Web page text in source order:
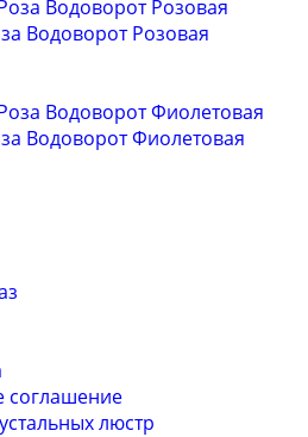
Водоворот Розовая
Водоворот Фиолетовая
соглашение
люстр